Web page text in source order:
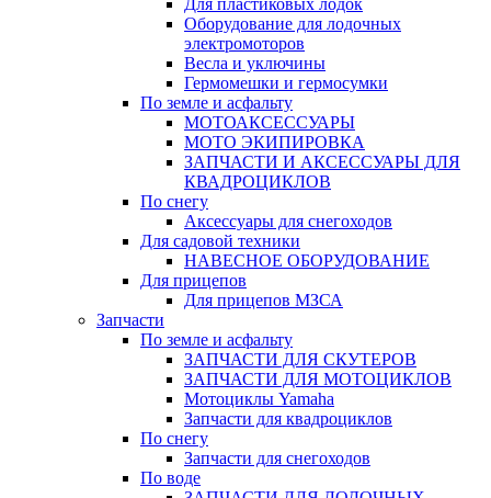
Для пластиковых лодок
Оборудование для лодочных
электромоторов
Весла и уключины
Гермомешки и гермосумки
По земле и асфальту
МОТОАКСЕССУАРЫ
МОТО ЭКИПИРОВКА
ЗАПЧАСТИ И АКСЕССУАРЫ ДЛЯ
КВАДРОЦИКЛОВ
По снегу
Аксессуары для снегоходов
Для садовой техники
НАВЕСНОЕ ОБОРУДОВАНИЕ
Для прицепов
Для прицепов МЗСА
Запчасти
По земле и асфальту
ЗАПЧАСТИ ДЛЯ СКУТЕРОВ
ЗАПЧАСТИ ДЛЯ МОТОЦИКЛОВ
Мотоциклы Yamaha
Запчасти для квадроциклов
По снегу
Запчасти для снегоходов
По воде